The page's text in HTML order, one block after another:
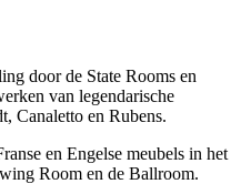
door de State Rooms en
van legendarische
Canaletto en Rubens.
en Engelse meubels in het
Room en de Ballroom.